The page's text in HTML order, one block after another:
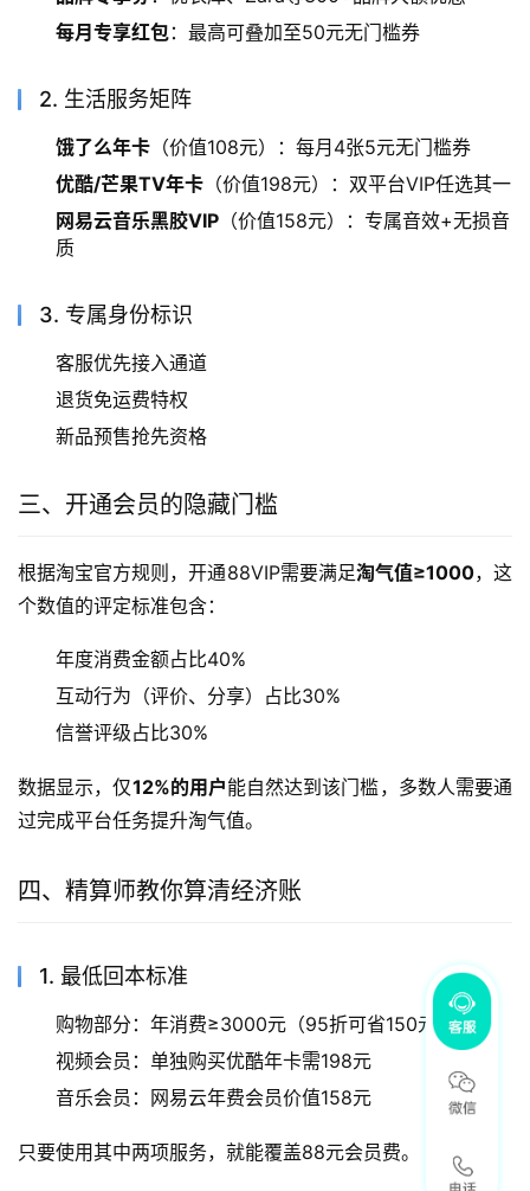
每月专享红包：最高可叠加至50元无门槛券
2. 生活服务矩阵
饿了么年卡 （价值108元）：每月4张5元无门槛券
优酷/芒果TV年卡 （价值198元）：双平台VIP任选其一
网易云音乐黑胶VIP （价值158元）：专属音效+无损音
质
3. 专属身份标识
客服优先接入通道
退货免运费特权
新品预售抢先资格
三、开通会员的隐藏门槛
根据淘宝官方规则，开通88VIP需要满足淘气值≥1000，这
个数值的评定标准包含：
年度消费金额占比40%
互动行为（评价、分享）占比30%
信誉评级占比30%
数据显示，仅12%的用户能自然达到该门槛，多数人需要通
过完成平台任务提升淘气值。
四、精算师教你算清经济账
1. 最低回本标准
购物部分：年消费≥3000元（95折可省150元）
视频会员：单独购买优酷年卡需198元
音乐会员：网易云年费会员价值158元
只要使用其中两项服务，就能覆盖88元会员费。